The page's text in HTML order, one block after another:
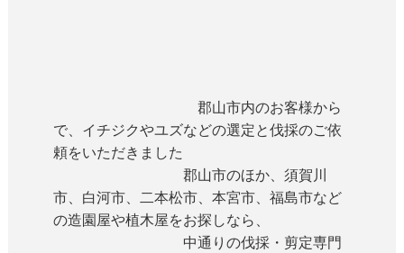
郡山市内のお客様から
で、イチジクやユズなどの選定と伐採のご依
頼をいただきました
郡山市のほか、須賀川
市、白河市、二本松市、本宮市、福島市など
の造園屋や植木屋をお探しなら、
中通りの伐採・剪定専門